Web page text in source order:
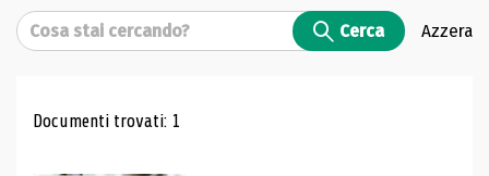
Cerca Cerca Azzera
Risultati di ricerca
Documenti trovati: 1